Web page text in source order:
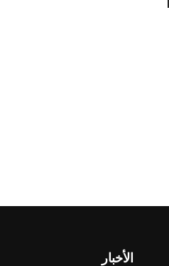
الأخبار